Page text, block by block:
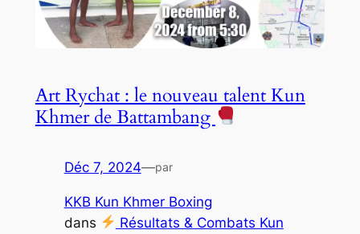
Art Rychat : le nouveau talent Kun
Khmer de Battambang
Déc 7, 2024—par
KKB Kun Khmer Boxing
dans
Résultats & Combats Kun